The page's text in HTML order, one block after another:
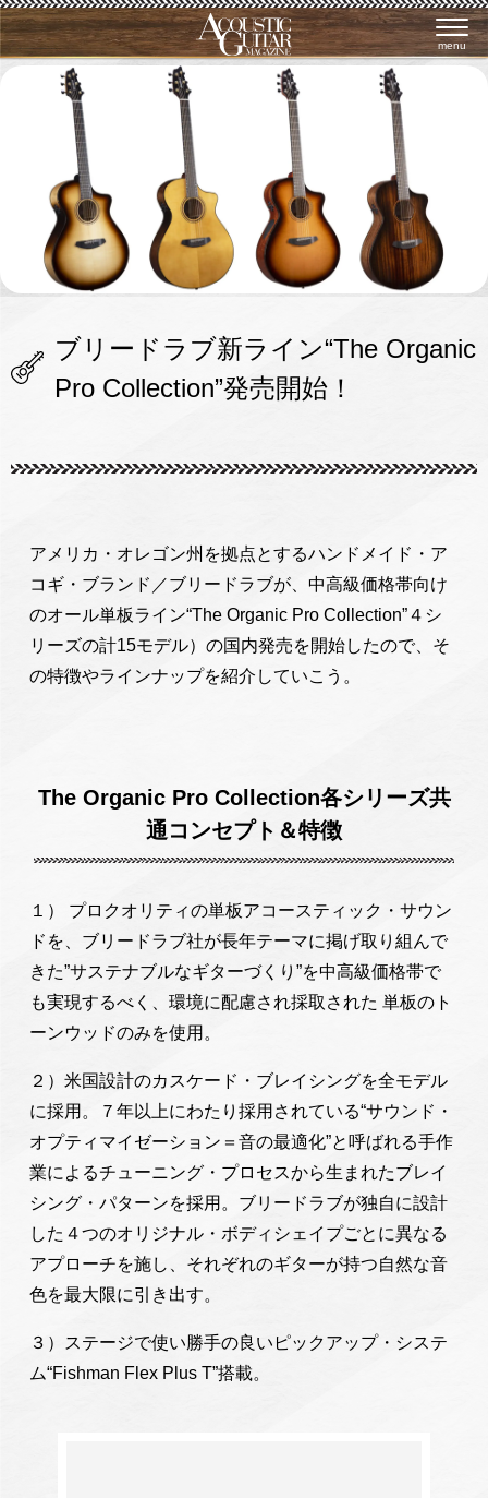
menu
ブリードラブ新ライン“The Organic
Pro Collection”発売開始！
アメリカ・オレゴン州を拠点とするハンドメイド・ア
コギ・ブランド／ブリードラブが、中高級価格帯向け
のオール単板ライン“The Organic Pro Collection”４シ
リーズの計15モデル）の国内発売を開始したので、そ
の特徴やラインナップを紹介していこう。
The Organic Pro Collection各シリーズ共
通コンセプト＆特徴
１） プロクオリティの単板アコースティック・サウン
ドを、ブリードラブ社が長年テーマに掲げ取り組んで
きた”サステナブルなギターづくり”を中高級価格帯で
も実現するべく、環境に配慮され採取された 単板のト
ーンウッドのみを使用。
２）米国設計のカスケード・ブレイシングを全モデル
に採用。７年以上にわたり採用されている“サウンド・
オプティマイゼーション＝音の最適化”と呼ばれる手作
業によるチューニング・プロセスから生まれたブレイ
シング・パターンを採用。ブリードラブが独自に設計
した４つのオリジナル・ボディシェイプごとに異なる
アプローチを施し、それぞれのギターが持つ自然な音
色を最大限に引き出す。
３）ステージで使い勝手の良いピックアップ・システ
ム“Fishman Flex Plus T”搭載。